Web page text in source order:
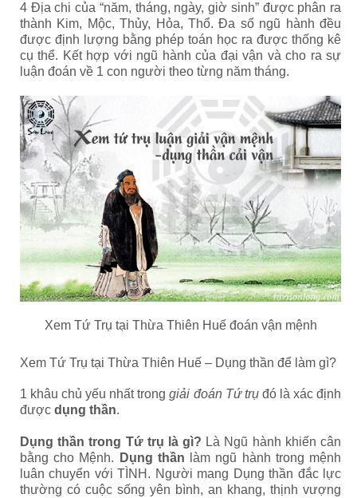
4 Địa chi của “năm, tháng, ngày, giờ sinh” được phân ra
thành Kim, Mộc, Thủy, Hỏa, Thổ. Đa số ngũ hành đều
được định lượng bằng phép toán học ra được thống kê
cụ thể. Kết hợp với ngũ hành của đại vận và cho ra sự
luận đoán về 1 con người theo từng năm tháng.
Xem Tứ Trụ tại Thừa Thiên Huế đoán vận mệnh
Xem Tứ Trụ tại Thừa Thiên Huế – Dụng thần để làm gì?
1 khâu chủ yếu nhất tronggiải đoán Tứ trụđó là xác định
được dụng thần.
Dụng thần trong Tứ trụ là gì? Là Ngũ hành khiến cân
bằng cho Mệnh.
Dụng thần làm ngũ hành trong mệnh
luân chuyển với TÌNH. Người mang Dụng thần đắc lực
thường có cuộc sống yên bình, an khang, thịnh vượng